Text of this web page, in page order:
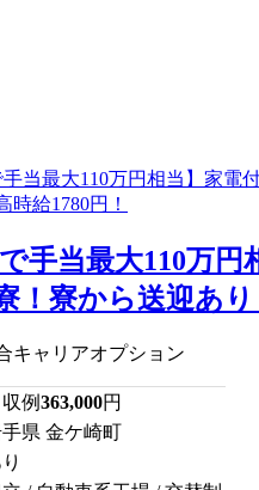
で手当最大110万円
！寮から送迎あり
キャリアオプション
収例363,000円
県 金ケ崎町